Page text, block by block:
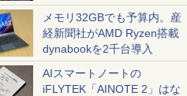
メモリ32GBでも予算内。産
経新聞社がAMD Ryzen搭載
dynabookを2千台導入
AIスマートノートの
iFLYTEK「AINOTE 2」はな